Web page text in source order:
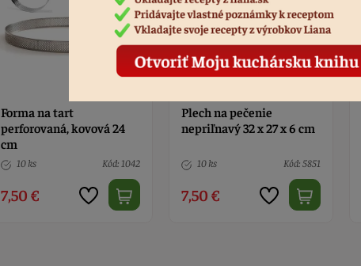
Forma na tart
perforovaná, kovová 24
cm
10 ks Kód: 1042
7,50 €
Plech na pečenie
nepriľnavý 32 x 27 x 6 cm
10 ks Kód: 5851
7,50 €